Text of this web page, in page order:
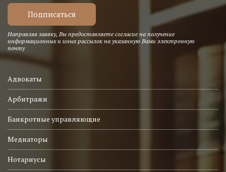
Направляя заявку, Вы предоставляете согласие на получение
информационных и иных рассылок на указанную Вами электронную
почту
Адвокаты
Арбитражи
Банкротные управляющие
Медиаторы
Нотариусы